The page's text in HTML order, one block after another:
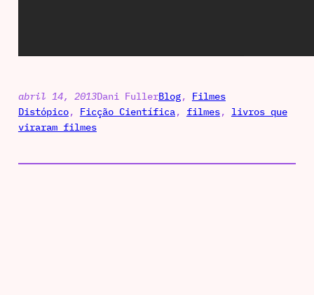
abril 14, 2013Dani FullerBlog, Filmes
Distópico, Ficção Científica, filmes, livros que
viraram filmes